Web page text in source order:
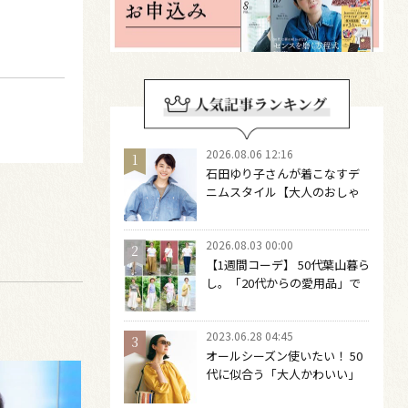
2026.08.06 12:16
石田ゆり子さんが着こなすデ
ニムスタイル【大人のおしゃ
どファッションは自由になる
2026.08.03 00:00
【1週間コーデ】 50代葉山暮ら
し。「20代からの愛用品」で
～ 桐野恵美さん #022 Emi
Kirino～
2023.06.28 04:45
オールシーズン使いたい！ 50
代に似合う「大人かわいい」